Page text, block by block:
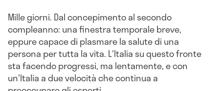
Mille giorni. Dal concepimento al secondo
compleanno: una finestra temporale breve,
eppure capace di plasmare la salute di una
persona per tutta la vita. L'Italia su questo fronte
sta facendo progressi, ma lentamente, e con
un'Italia a due velocità che continua a